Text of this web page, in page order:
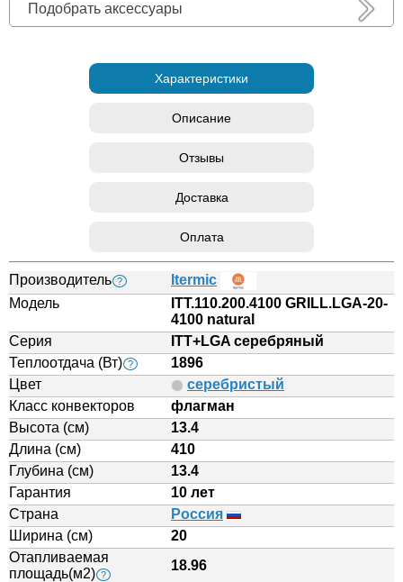
Подобрать аксессуары
Характеристики
Описание
Отзывы
Доставка
Оплата
Производитель ?
Itermic
Модель
ITT.110.200.4100 GRILL.LGA-20-
4100 natural
Серия
ITT+LGA серебряный
Теплоотдача (Вт) ?
1896
Цвет
серебристый
Класс конвекторов
флагман
Высота (см)
13.4
Длина (см)
410
Глубина (см)
13.4
Гарантия
10 лет
Страна
Россия
Ширина (см)
20
Отапливаемая
площадь(м2) ?
18.96